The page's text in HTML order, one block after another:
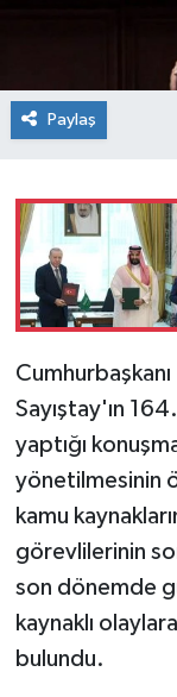
Paylaş
Sayıştay'ın
yaptığı
yönetilmesinin
kamu
görevlilerinin
son dönemde
kaynaklı
bulundu.
Okul